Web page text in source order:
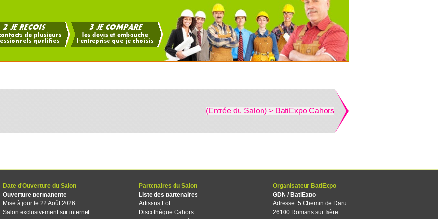
(Entrée du Salon) > BatiExpo Cahors
Date d'Ouverture du Salon
Ouverture permanente
Mise à jour le 22 Août 2026
Salon exclusivement sur internet
Partenaires du Salon
Liste des partenaires
Artisans Lot
Discothèque Cahors
Organisateur BatiExpo
GDN / BatiExpo
Adresse: 5 Chemin de Daru
26100 Romans sur Isère